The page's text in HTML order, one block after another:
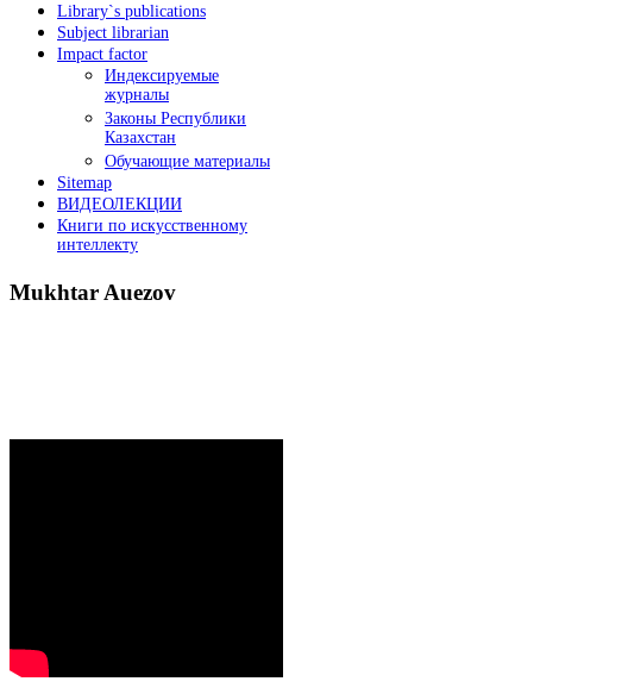
Library`s publications
Subject librarian
Impact factor
Индексируемые
журналы
Законы Республики
Казахстан
Обучающие материалы
Sitemap
ВИДЕОЛЕКЦИИ
Книги по искусственному
интеллекту
Mukhtar Auezov